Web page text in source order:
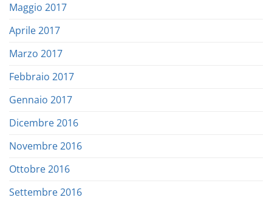
Maggio 2017
Aprile 2017
Marzo 2017
Febbraio 2017
Gennaio 2017
Dicembre 2016
Novembre 2016
Ottobre 2016
Settembre 2016